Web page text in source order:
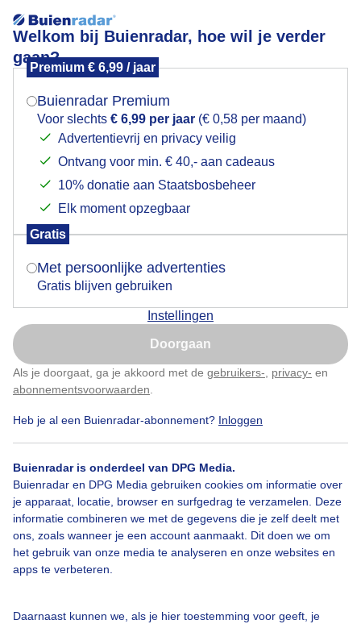
Welkom bij Buienradar, hoe wil je verder
gaan?
Premium € 6,99 / jaar
Buienradar Premium
Voor slechts € 6,99 per jaar (€ 0,58 per maand)
Advertentievrij en privacy veilig
Ontvang voor min. € 40,- aan cadeaus
10% donatie aan Staatsbosbeheer
Elk moment opzegbaar
Gratis
Met persoonlijke advertenties
Gratis blijven gebruiken
Instellingen
Doorgaan
Als je doorgaat, ga je akkoord met de gebruikers- privacy- en
abonnementsvoorwaarden
Heb je al een Buienradar-abonnement? Inloggen
Buienradar is onderdeel van DPG Media.
Buienradar en DPG Media gebruiken cookies om informatie over
je apparaat, locatie, browser en surfgedrag te verzamelen. Deze
informatie combineren we met de gegevens die je zelf deelt met
ons, zoals wanneer je een account aanmaakt. Dit doen we om
het gebruik van onze media te analyseren en onze websites en
apps te verbeteren.
Daarnaast kunnen we, als je hier toestemming voor geeft, je
Michiel heeft natte voeten
Een nat plein bij Michiel de Ruiter
Michiel_de_Ruyter Winter Regen
Bekijk slideshow
Mogen we je locatie gebruiken voor het
Indien je hier nog geen akkoord op hebt gegeven,
verschijnt er zo een pop-up uit je browser waarin
Is goed, toon de popup
Nu niet, misschien later
Klik hierom dit aan te passen